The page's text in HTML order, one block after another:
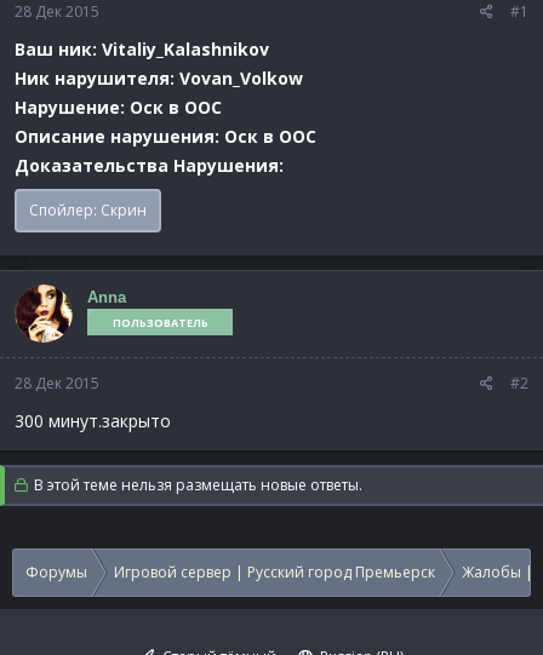
28 Дек 2015 #1
Ваш ник: Vitaliy_Kalashnikov
Ник нарушителя: Vovan_Volkow
Нарушение: Оск в OOC
Описание нарушения: Оск в OOC
Доказательства Нарушения:
Спойлер: Скрин
Anna
ПОЛЬЗОВАТЕЛЬ
28 Дек 2015 #2
300 минут.закрыто
В этой теме нельзя размещать новые ответы.
Форумы Игровой сервер | Русский город Премьерск Жалобы |